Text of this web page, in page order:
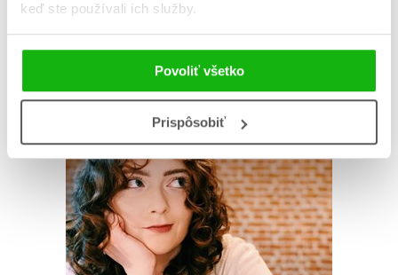
keď ste používali ich služby.
Povoliť všetko
Prispôsobiť